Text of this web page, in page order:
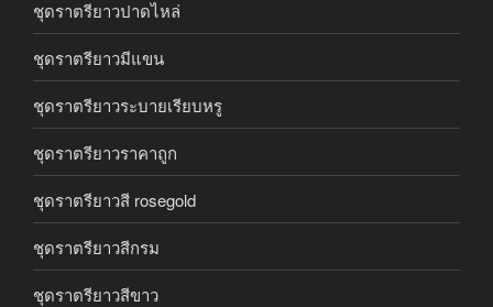
ชุดราตรียาวปาดไหล่
ชุดราตรียาวมีแขน
ชุดราตรียาวระบายเรียบหรู
ชุดราตรียาวราคาถูก
ชุดราตรียาวสี rosegold
ชุดราตรียาวสีกรม
ชุดราตรียาวสีขาว